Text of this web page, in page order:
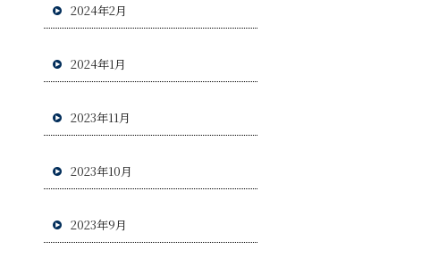
2024年2月
2024年1月
2023年11月
2023年10月
2023年9月